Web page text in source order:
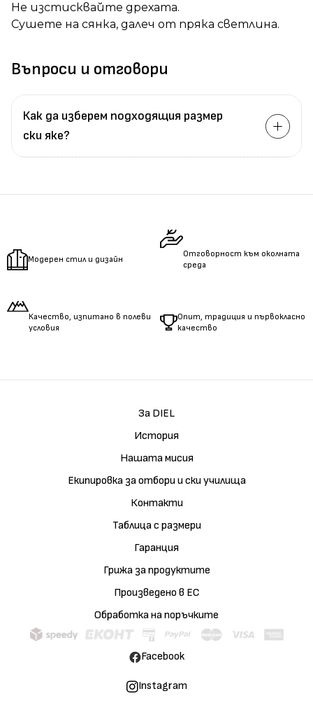
Не изстисквайте дрехата.
Сушете на сянка, далеч от пряка светлина.
Въпроси и отговори
Как да изберем подходящия размер
ски яке?
Измеретеобиколкатана талията.
Модерен стил и дизайн
Отговорност към околната
среда
Качество, изпитано в полеви
условия
Опит, традиция и първокласно
качество
За DIEL
История
Нашата мисия
Екипировка за отбори и ски училища
Контакти
Таблица с размери
Гаранция
Грижа за продуктите
Произведено в ЕС
Обработка на поръчките
Facebook
Instagram